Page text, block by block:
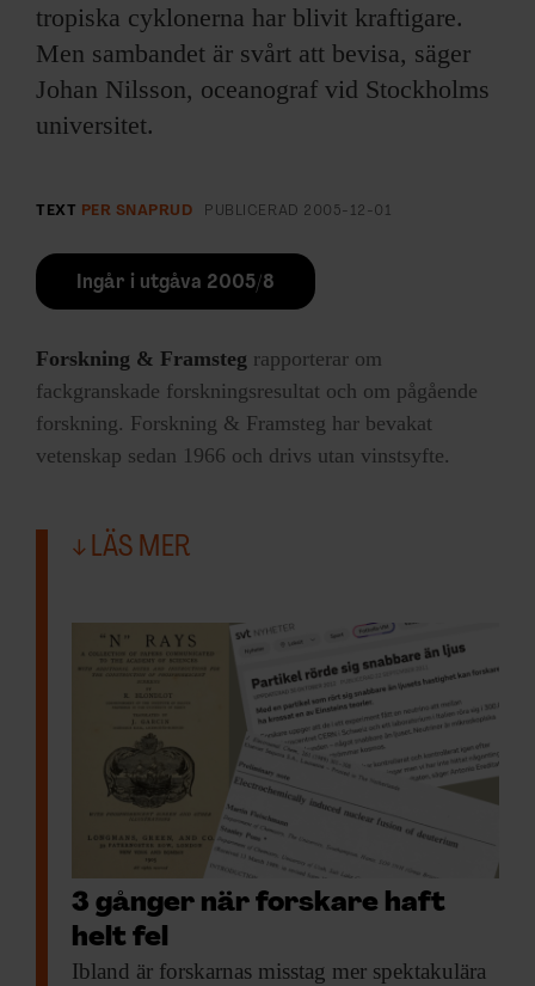
tropiska cyklonerna har blivit kraftigare.
Men sambandet är svårt att bevisa, säger
Johan Nilsson, oceanograf vid Stockholms
universitet.
TEXT PER SNAPRUD PUBLICERAD 2005-12-01
Ingår i utgåva 2005/8
Forskning & Framsteg rapporterar om
fackgranskade forskningsresultat och om pågående
forskning. Forskning & Framsteg har bevakat
vetenskap sedan 1966 och drivs utan vinstsyfte.
LÄS MER
3 gånger när forskare haft
helt fel
Ibland är forskarnas misstag mer spektakulära